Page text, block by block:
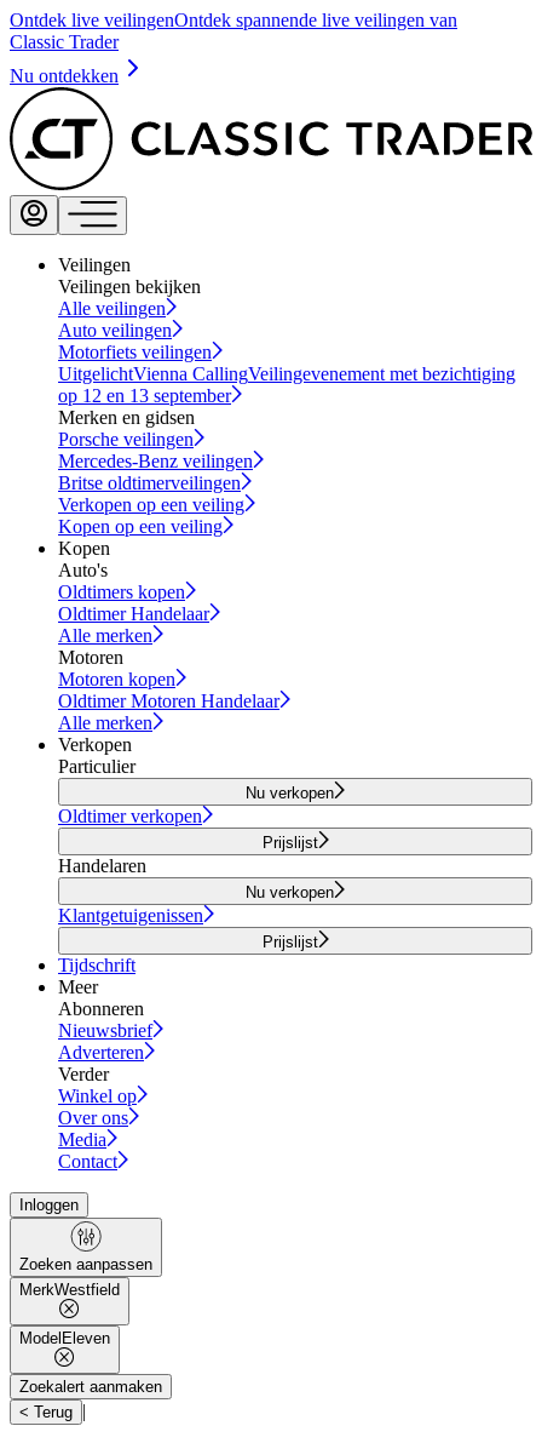
Ontdek live veilingenOntdek spannende live veilingen van
Classic Trader
Nu ontdekken
Veilingen
Veilingen bekijken
Alle veilingen
Auto veilingen
Motorfiets veilingen
UitgelichtVienna CallingVeilingevenement met bezichtiging
op 12 en 13 september
Merken en gidsen
Porsche veilingen
Mercedes-Benz veilingen
Britse oldtimerveilingen
Verkopen op een veiling
Kopen op een veiling
Kopen
Auto's
Oldtimers kopen
Oldtimer Handelaar
Alle merken
Motoren
Motoren kopen
Oldtimer Motoren Handelaar
Alle merken
Verkopen
Particulier
Nu verkopen
Oldtimer verkopen
Prijslijst
Handelaren
Nu verkopen
Klantgetuigenissen
Prijslijst
Tijdschrift
Meer
Abonneren
Nieuwsbrief
Adverteren
Verder
Winkel op
Over ons
Media
Contact
Inloggen
Zoeken aanpassen
MerkWestfield
Model Eleven
Zoekalert aanmaken
< Terug |